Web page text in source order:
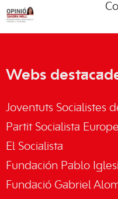
Webs
Joventuts Socialistes
Partit Socialista
El Socialista
Fundación Pablo
Fundació Gabriel